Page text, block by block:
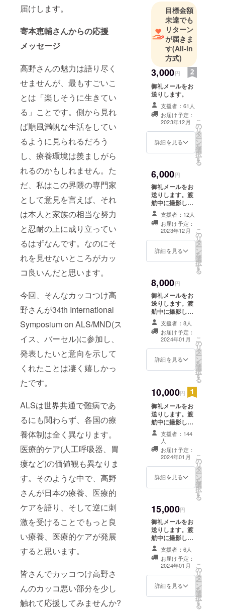
届けします。
寄本恵輔さんからの応援
メッセージ
高野さんの魅力は語り尽く
せませんが、最もすごいこ
とは「楽しそうに生きてい
る」ことです。側から見れ
ば順風満帆な生活をしてい
るように見られるだろう
し、療養環境は羨ましがら
れるのかもしれません。た
だ、私はこの界隈の専門家
として意見を言えば、それ
は本人と家族の相当な努力
と忍耐の上に成り立ってい
るはずなんです。なのにそ
れを見せないところがカッ
コ良いんだと思います。
今回、そんなカッコつけ高
野さんが34th International
Symposium on ALS/MND(ス
イス、バーセル)に参加し、
発表したいと意向を示して
くれたことは凄く嬉しかっ
たです。
ALSは世界共通で難病であ
るにも関わらず、各国の療
養体制は全く異なります。
医療的ケア(人工呼吸器、胃
瘻など)の価値観も異なりま
す。そのような中で、高野
さんが日本の療養、医療的
ケアを語り、そして逆に刺
激を受けることでもっと良
い療養、医療的ケアが発展
すると思います。
皆さんでカッコつけ高野さ
んのカッコ悪い部分を少し
触れて応援してみませんか?
がよく生き
られる社会
の仕組みづ
くりに取り
組んでいま
す。
・創発計画
㈱・代表
・日本ALS協
会神奈川県
支部・副支
部長
長
・神奈川県
共生社会ア
ドバイザー
・かながわ
難病連・理
事長
目標金額
未達でも
リターン
が届きま
す(All-in
方式)
3,000円
御礼メールをお
送りします。
支援者：61人
お届け予定：
2023年12月
詳細を見る
こ
の
リ
タ
ー
ン
を
選
択
す
る
6,000円
御礼メールをお
送りします。渡
航中に撮影した
記録写真5枚を
データでお送り
します。
支援者：12人
お届け予定：
2023年12月
詳細を見る
こ
の
リ
タ
ー
ン
を
選
択
す
る
8,000円
御礼メールをお
送りします。渡
航中に撮影した
記録写真5枚を
データでお送り
します。渡航報
告書（PDF）を
お送りします。
報告書の「スペ
※備考欄に「スペ
シャルサンク
ス」欄に掲載す
るお名前をご記
入ください。
支援者：8人
お届け予定：
2024年01月
詳細を見る
こ
の
リ
タ
ー
ン
を
選
択
す
る
10,000円
御礼メールをお
送りします。渡
航中に撮影した
記録写真5枚を
データでお送り
します。渡航報
告書（PDF）を
お送りします。
シャルサンク
ス」欄にお名前
表したスライド
（PDF）をご共
有します。 ※備
考欄に「スペ
シャルサンク
ス」欄に掲載す
るお名前をご記
入ください。
支援者：144
人
お届け予定：
2024年01月
詳細を見る
こ
の
リ
タ
ー
ン
を
選
択
す
る
15,000円
御礼メールをお
送りします。渡
航中に撮影した
記録写真5枚を
データでお送り
します。渡航報
告書（PDF）を
お送りします。
報告書の「スペ
支援者：6人
お届け予定：
2024年01月
詳細を見る
こ
の
リ
タ
ー
ン
を
選
択
す
る